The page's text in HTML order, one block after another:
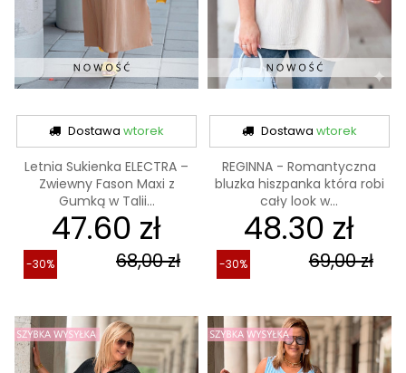
Dostawawtorek
Letnia Sukienka ELECTRA –
Zwiewny Fason Maxi z
Gumką w Talii...
47.60 zł
68,00 zł
-30%
Dostawa wtorek
REGINNA - Romantyczna
bluzka hiszpanka która robi
cały look w...
48.30 zł
69,00 zł
-30%